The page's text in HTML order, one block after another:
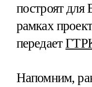
построят
рамках
передает
Напомним,